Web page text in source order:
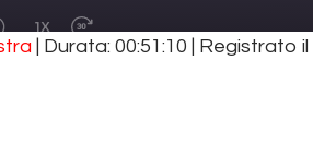
EPISODE
REWIND 10 SECONDS
1X
FAST FORWARD 30 SECONDS
Durata: 00:51:10
Registrato il